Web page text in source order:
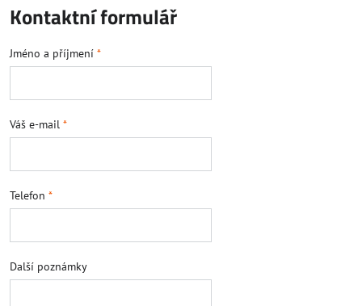
Kontaktní formulář
Jméno a příjmení *
Váš e-mail *
Telefon *
Další poznámky